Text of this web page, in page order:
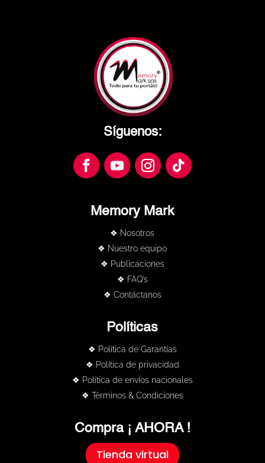
Síguenos:
Memory Mark
❖ Nosotros
❖ Nuestro equipo
❖ Publicaciones
❖ FAQ’s
❖ Contáctanos
Políticas
❖ Política de Garantías
❖ Política de privacidad
❖ Política de envíos nacionales
❖ Términos & Condiciones
Compra ¡ AHORA !
Tienda virtual